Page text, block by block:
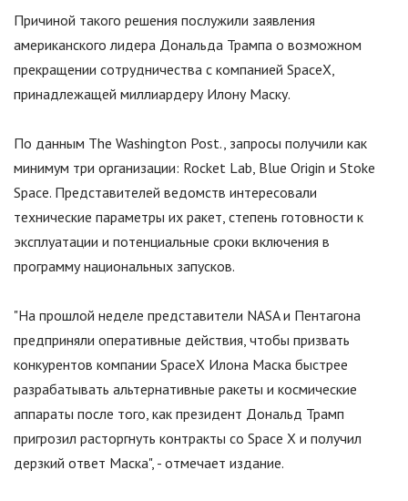
Причиной такого решения послужили заявления
американского лидера Дональда Трампа о возможном
прекращении сотрудничества с компанией SpaceX,
принадлежащей миллиардеру Илону Маску.
По данным The Washington Post., запросы получили как
минимум три организации: Rocket Lab, Blue Origin и Stoke
Space. Представителей ведомств интересовали
технические параметры их ракет, степень готовности к
эксплуатации и потенциальные сроки включения в
программу национальных запусков.
"На прошлой неделе представители NASA и Пентагона
предприняли оперативные действия, чтобы призвать
конкурентов компании SpaceX Илона Маска быстрее
разрабатывать альтернативные ракеты и космические
аппараты после того, как президент Дональд Трамп
пригрозил расторгнуть контракты со Space X и получил
дерзкий ответ Маска", - отмечает издание.